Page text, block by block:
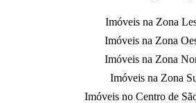
Imóveis na Zona
Imóveis na Zona
Imóveis na Zona
Imóveis na Zona
Imóveis no Centro de